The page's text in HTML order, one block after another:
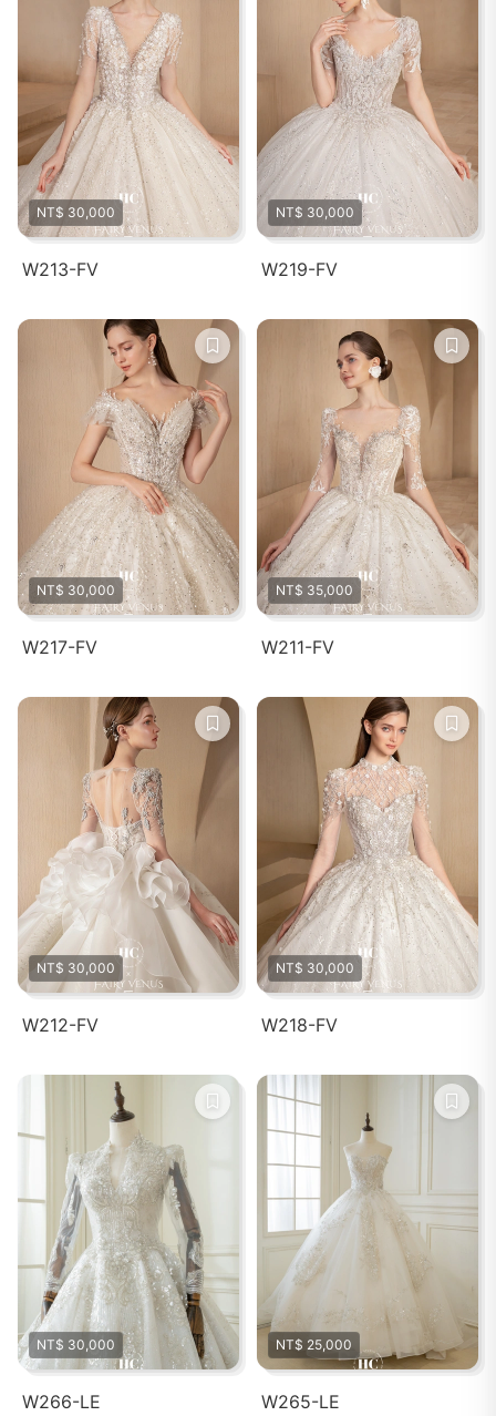
NT$ 30,000
W213-FV
NT$ 30,000
W219-FV
NT$ 30,000
W217-FV
NT$ 35,000
W211-FV
NT$ 30,000
W212-FV
NT$ 30,000
W218-FV
NT$ 30,000
W266-LE
NT$ 25,000
W265-LE